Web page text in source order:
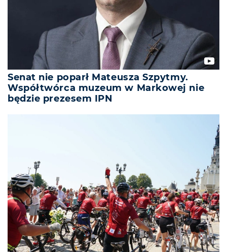
Senat nie poparł Mateusza Szpytmy.
Współtwórca muzeum w Markowej nie
będzie prezesem IPN